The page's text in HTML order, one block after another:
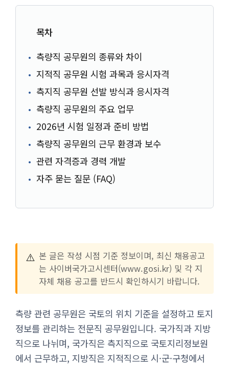
목차
측량직 공무원의 종류와 차이
지적직 공무원 시험 과목과 응시자격
측지직 공무원 선발 방식과 응시자격
측량직 공무원의 주요 업무
2026년 시험 일정과 준비 방법
측량직 공무원의 근무 환경과 보수
관련 자격증과 경력 개발
자주 묻는 질문 (FAQ)
⚠️ 본 글은 작성 시점 기준 정보이며, 최신 채용공고
는 사이버국가고시센터(www.gosi.kr) 및 각 지
자체 채용 공고를 반드시 확인하시기 바랍니다.
측량 관련 공무원은 국토의 위치 기준을 설정하고 토지
정보를 관리하는 전문직 공무원입니다. 국가직과 지방
직으로 나뉘며, 국가직은 측지직으로 국토지리정보원
에서 근무하고, 지방직은 지적직으로 시·군·구청에서